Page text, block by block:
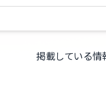
掲載している情